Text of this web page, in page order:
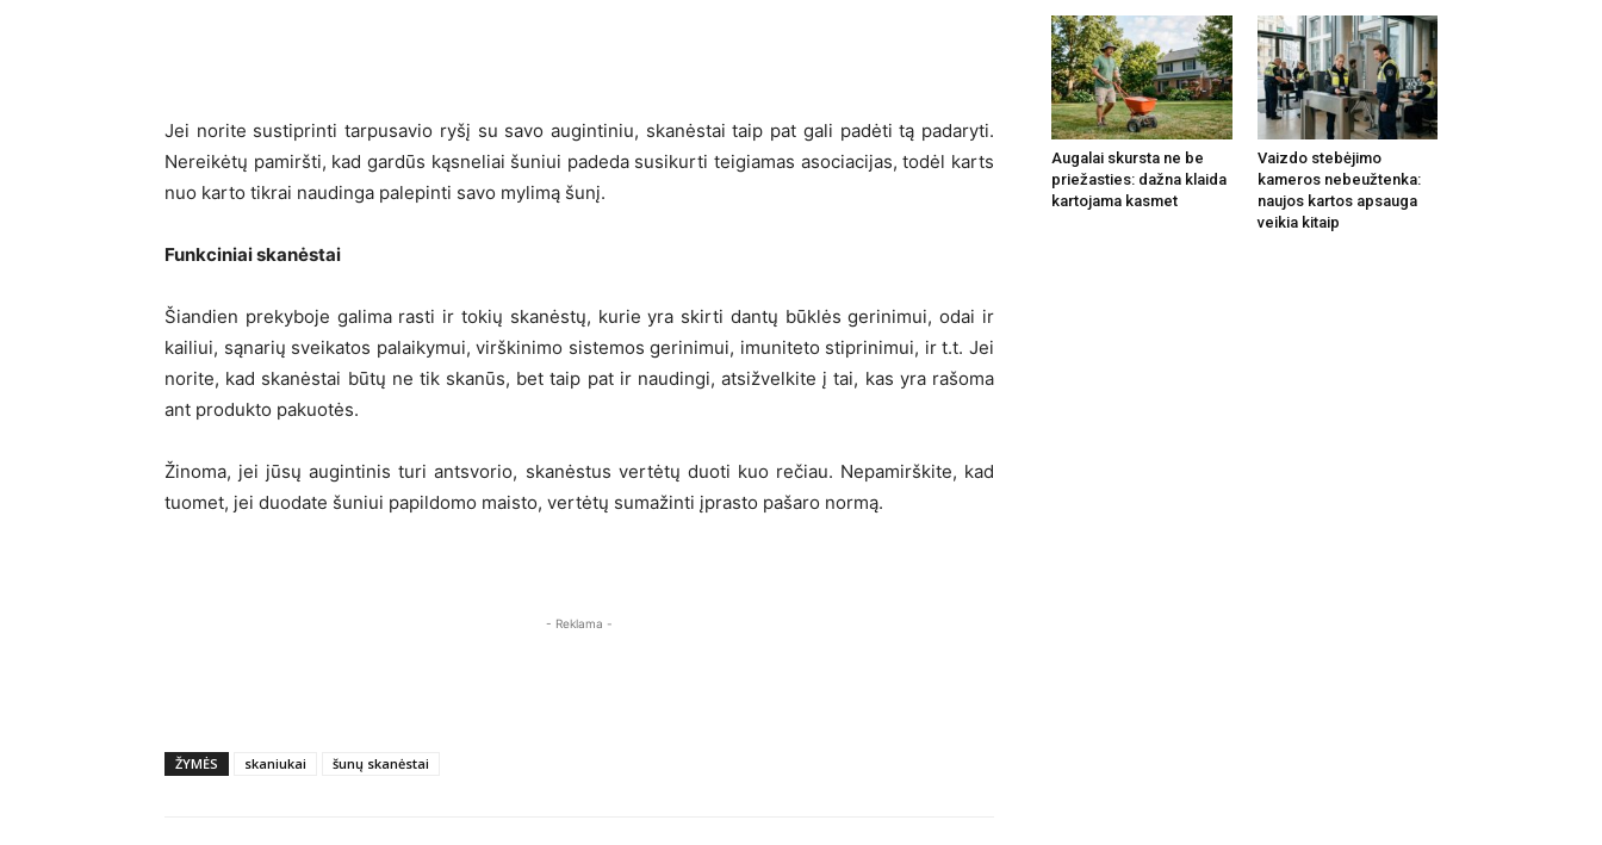
Jei norite sustiprinti tarpusavio ryšį su savo augintiniu, skanėstai taip pat gali padėti tą padaryti.
Nereikėtų pamiršti, kad gardūs kąsneliai šuniui padeda susikurti teigiamas asociacijas, todėl karts
nuo karto tikrai naudinga palepinti savo mylimą šunį.
Funkciniai skanėstai
Šiandien prekyboje galima rasti ir tokių skanėstų, kurie yra skirti dantų būklės gerinimui, odai ir
kailiui, sąnarių sveikatos palaikymui, virškinimo sistemos gerinimui, imuniteto stiprinimui, ir t.t. Jei
norite, kad skanėstai būtų ne tik skanūs, bet taip pat ir naudingi, atsižvelkite į tai, kas yra rašoma
ant produkto pakuotės.
Žinoma, jei jūsų augintinis turi antsvorio, skanėstus vertėtų duoti kuo rečiau. Nepamirškite, kad
tuomet, jei duodate šuniui papildomo maisto, vertėtų sumažinti įprasto pašaro normą.
- Reklama -
ŽYMĖS skaniukai šunų skanėstai
Augalai skursta ne be
priežasties: dažna klaida
kartojama kasmet
Vaizdo stebėjimo
kameros nebeužtenka:
naujos kartos apsauga
veikia kitaip